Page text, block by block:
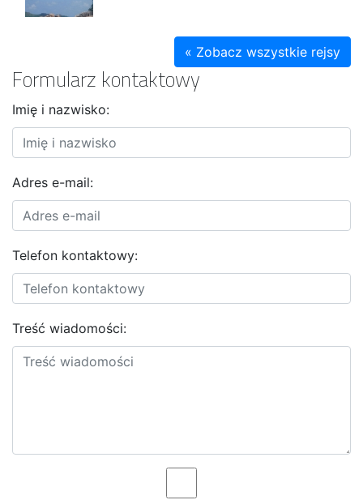
« Zobacz wszystkie rejsy
Formularz kontaktowy
Imię i nazwisko:
Adres e-mail:
Telefon kontaktowy:
Treść wiadomości: